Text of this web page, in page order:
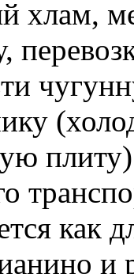
хлам,
плиту)
как
и